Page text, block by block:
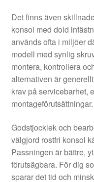
Det finns även
konsol med dold
används ofta i miljöer
modell med synlig
montera, kontrollera
alternativen är
krav på servicebarhet,
montageförutsättningar.
Godstjocklek och
välgjord rostfri konsol
Passningen är bättre,
förutsägbara. För dig
sparar det tid och